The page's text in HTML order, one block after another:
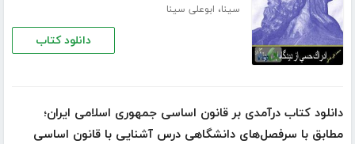
سینا، ابوعلی سینا
دانلود کتاب
دانلود کتاب درآمدی بر قانون اساسی جمهوری اسلامی ایران؛
مطابق با سرفصل‌های دانشگاهی درس آشنایی با قانون اساسی